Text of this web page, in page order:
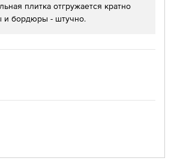
плитка отгружается кратно
и бордюры - штучно.